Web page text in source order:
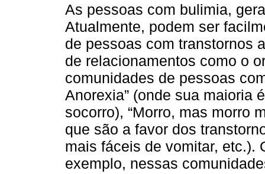
As pessoas com bulimia,
Atualmente, podem ser
de pessoas com transtornos
de relacionamentos como o
comunidades de pessoas
Anorexia” (onde sua maioria
socorro), “Morro, mas morro
que são a favor dos
mais fáceis de vomitar, etc.).
exemplo, nessas